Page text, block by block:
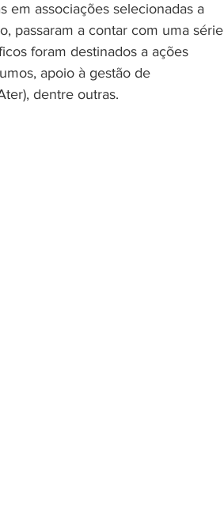
em associações selecionadas a
passaram a contar com uma série
foram destinados a ações
apoio à gestão de
dentre outras.